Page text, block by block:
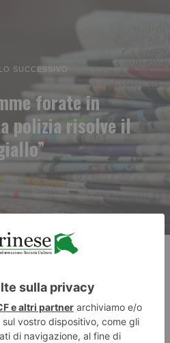
SUCCESSIVO
forate in
polizia risolve il